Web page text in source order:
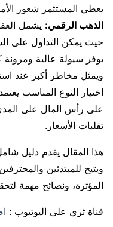
يعطي المستثمر شعور
الذهب الرقمي:
حيث يمكن التداول على
يوفر سيولة عالية ومرونة
ويمثل مخاطر أكبر عند
اختيار النوع المناسب
على رأس المال على
تقلبات الأسعار.
هذا المقال يقدم دليل
ويتيح للمبتدئين
المؤثرة، ونصائح مهمة
قناة ثري على اليوتيوب :